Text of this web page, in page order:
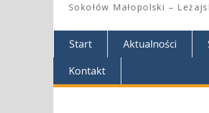
Sokołów Małopolski –
Start Aktualności
Kontakt